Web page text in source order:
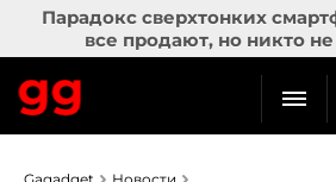
Парадокс сверхтонких
все продают, но никто